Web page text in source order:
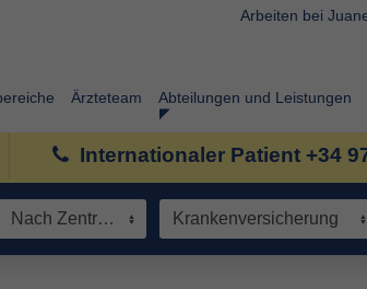
Arbeiten bei
Ärzteteam Abteilungen und Leistungen
Internationaler Patient +34
Nach Zentrum Krankenversicherung